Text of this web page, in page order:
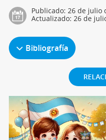
Publicado: 26 de julio
Actualizado: 26 de
Bibliografía